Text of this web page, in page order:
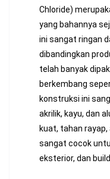
Chloride)
yang bahannya
ini sangat ringan
dibandingkan
telah banyak
berkembang
konstruksi ini
akrilik, kayu, dan
kuat, tahan
sangat cocok
eksterior, dan